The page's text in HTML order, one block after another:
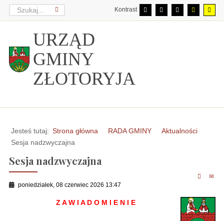
Kontrast
URZĄD
GMINY
ZŁOTORYJA
Jesteś tutaj: Strona główna RADA GMINY
Aktualności
Sesja nadzwyczajna
Sesja nadzwyczajna
poniedziałek, 08 czerwiec 2026 13:47
Z A W I A D O M I E N I E